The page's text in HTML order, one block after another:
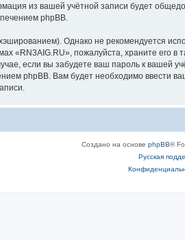
из вашей учётной записи будет
phpBB.
Однако не рекомендуется
«RN3AIG.RU», пожалуйста, храните его
если вы забудете ваш пароль к вашей
phpBB. Вам будет необходимо ввести
Создано на основе phpBB®
Русская